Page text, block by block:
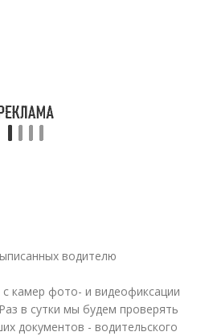
водителю
с камер фото- ивидеофиксации
в сутки мы будем проверять
документов - водительского